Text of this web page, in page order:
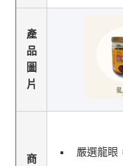
產
品
圖
片
商
嚴選龍眼